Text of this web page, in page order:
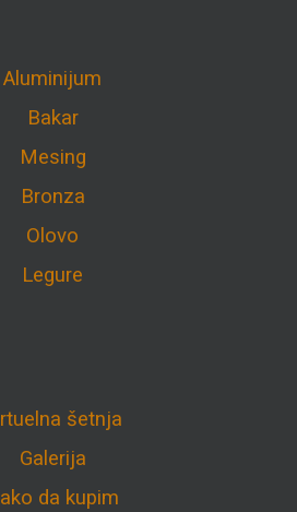
Aluminijum
Bakar
Mesing
Bronza
Olovo
Legure
šetnja
Galerija
da kupim